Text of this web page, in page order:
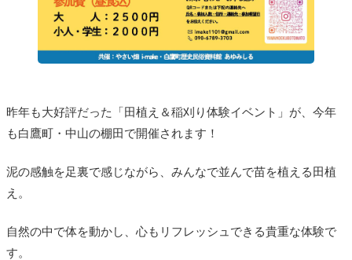
昨年も大好評だった「田植え＆稲刈り体験イベント」が、今年
も白鷹町・中山の棚田で開催されます！
泥の感触を足裏で感じながら、みんなで並んで苗を植える田植
え。
自然の中で体を動かし、心もリフレッシュできる貴重な体験で
す。